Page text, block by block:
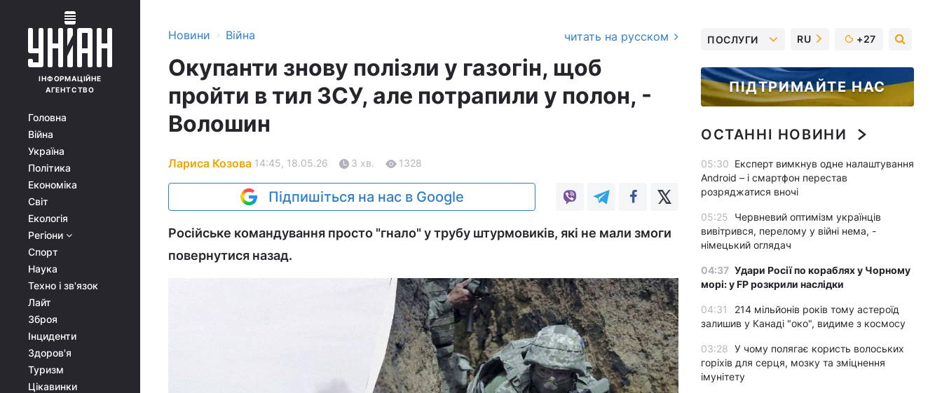
ІНФОРМАЦІЙНЕ
АГЕНТСТВО
Головна
Війна
Україна
Політика
Економіка
Світ
Екологія
Регіони
Спорт
Наука
Техно і зв'язок
Лайт
Зброя
Інциденти
Здоров'я
Туризм
Цікавинки
Новини › Війна читать на русском
Окупанти знову полізли у газогін, щоб
пройти в тил ЗСУ, але потрапили у полон, -
Волошин
Лариса Козова 14:45, 18.05.26 3 хв. 1328
Підпишіться на нас в Google
Російське командування просто "гнало" у трубу штурмовиків, які не мали змоги
повернутися назад.
ПОСЛУГИ RU +27
ПІДТРИМАЙТЕ НАС
ОСТАННІ НОВИНИ
05:30 Експерт вимкнув одне налаштування
Android – і смартфон перестав
розряджатися вночі
05:25
Червневий оптимізм українців
вивітрився, перелому у війні нема, -
німецький оглядач
04:37 Удари Росії по кораблях у Чорному
морі: у FP розкрили наслідки
04:31
214 мільйонів років тому астероїд
залишив у Канаді "око", видиме з космосу
03:28 У чому полягає користь волоських
горіхів для серця, мозку та зміцнення
імунітету